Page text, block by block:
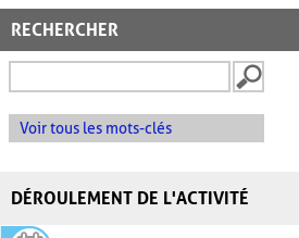
RECHERCHER
Voir tous les mots-clés
DÉROULEMENT DE L'ACTIVITÉ